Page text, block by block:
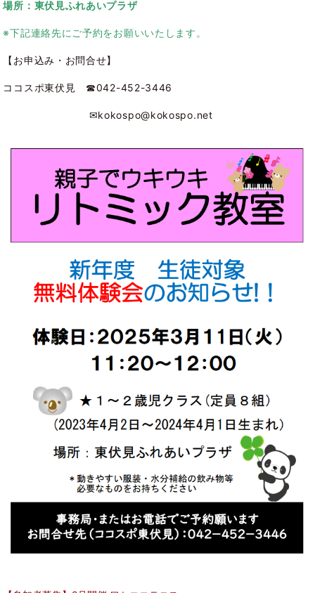
場所：東伏見ふれあいプラザ
※下記連絡先にご予約をお願いいたします。
【お申込み・お問合せ】
ココスポ東伏見 ☎042-452-3446
✉kokospo@kokospo.net